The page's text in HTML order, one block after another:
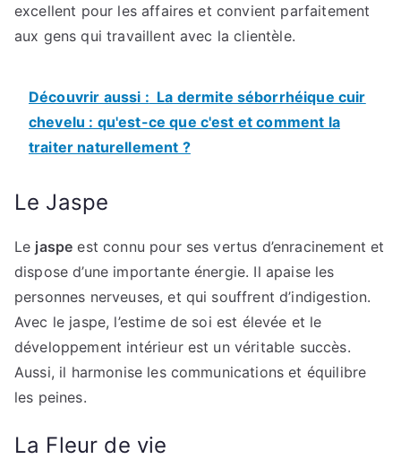
excellent pour les affaires et convient parfaitement
aux gens qui travaillent avec la clientèle.
Découvrir aussi : La dermite séborrhéique cuir
chevelu : qu'est-ce que c'est et comment la
traiter naturellement ?
Le Jaspe
Le jaspe est connu pour ses vertus d’enracinement et
dispose d’une importante énergie. Il apaise les
personnes nerveuses, et qui souffrent d’indigestion.
Avec le jaspe, l’estime de soi est élevée et le
développement intérieur est un véritable succès.
Aussi, il harmonise les communications et équilibre
les peines.
La Fleur de vie